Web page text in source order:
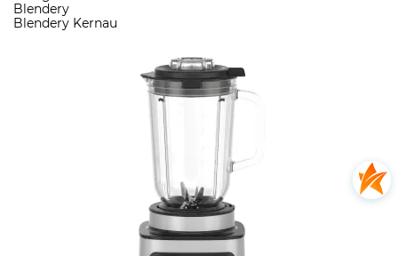
Blendery
Blendery Kernau